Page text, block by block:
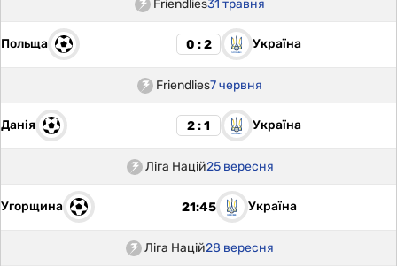
Friendlies31 травня
Польща 0 : 2 Україна
Friendlies7 червня
Данія 2 : 1 Україна
Ліга Націй25 вересня
Угорщина 21:45 Україна
Ліга Націй28 вересня